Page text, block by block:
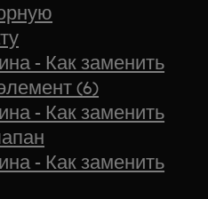
- Как заменить
(6)
- Как заменить
- Как заменить